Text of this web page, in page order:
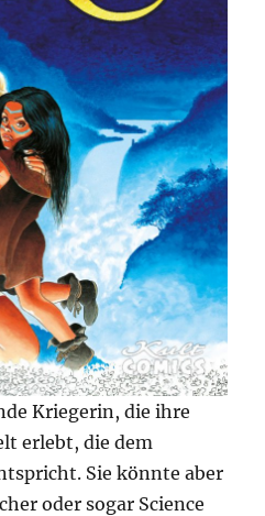
Kriegerin, die ihre
erlebt, die dem
Sie könnte aber
oder sogar Science